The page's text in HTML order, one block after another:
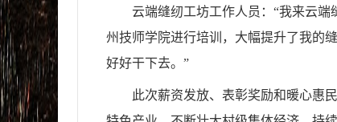
云端缝纫工坊工作人员：“我来云
州技师学院进行培训，大幅提升了我的
好好干下去。”
此次薪资发放、表彰奖励和暖心惠